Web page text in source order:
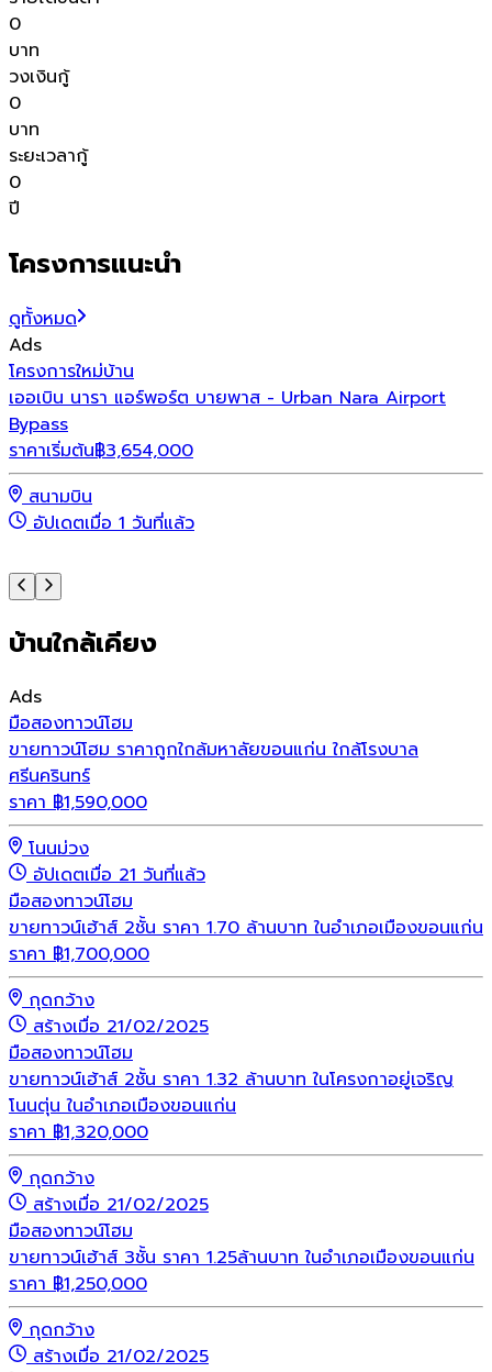
0
บาท
วงเงินกู้
0
บาท
ระยะเวลากู้
0
ปี
โครงการแนะนำ
ดูทั้งหมด
Ads
โครงการใหม่บ้าน
เออเบิน นารา แอร์พอร์ต บายพาส - Urban Nara Airport
Bypass
ราคาเริ่มต้น฿3,654,000
สนามบิน
อัปเดตเมื่อ 1 วันที่แล้ว
บ้านใกล้เคียง
Ads
มือสองทาวน์โฮม
ขายทาวน์โฮม ราคาถูกใกล้มหาลัยขอนแก่น ใกล้โรงบาล
ศรีนครินทร์
ราคา ฿1,590,000
โนนม่วง
อัปเดตเมื่อ 21 วันที่แล้ว
มือสองทาวน์โฮม
ขายทาวน์เฮ้าส์ 2ชั้น ราคา 1.70 ล้านบาท ในอำเภอเมืองขอนแก่น
ราคา ฿1,700,000
กุดกว้าง
สร้างเมื่อ 21/02/2025
มือสองทาวน์โฮม
ขายทาวน์เฮ้าส์ 2ชั้น ราคา 1.32 ล้านบาท ในโครงกาอยู่เจริญ
โนนตุ่น ในอำเภอเมืองขอนแก่น
ราคา ฿1,320,000
กุดกว้าง
สร้างเมื่อ 21/02/2025
มือสองทาวน์โฮม
ขายทาวน์เฮ้าส์ 3ชั้น ราคา 1.25ล้านบาท ในอำเภอเมืองขอนแก่น
ราคา ฿1,250,000
กุดกว้าง
สร้างเมื่อ 21/02/2025